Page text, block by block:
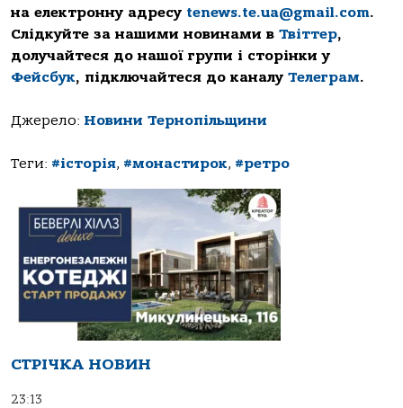
на електронну адресу tenews.te.ua@gmail.com.
Слідкуйте за нашими новинами в Твіттер,
долучайтеся до нашої групи і сторінки у
Фейсбук, підключайтеся до каналу Телеграм.
Джерело: Новини Тернопільщини
Теги: #історія, #монастирок, #ретро
СТРІЧКА НОВИН
23:13